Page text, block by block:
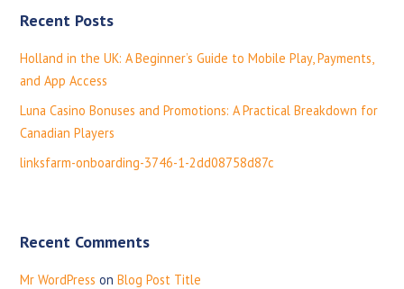
Recent Posts
Holland in the UK: A Beginner’s Guide to Mobile Play, Payments,
and App Access
Luna Casino Bonuses and Promotions: A Practical Breakdown for
Canadian Players
linksfarm-onboarding-3746-1-2dd08758d87c
Recent Comments
Mr WordPress onBlog Post Title